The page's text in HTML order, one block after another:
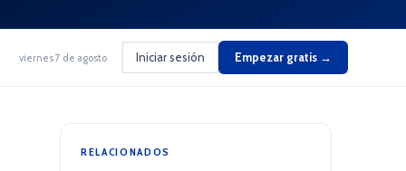
viernes 7 de agosto Iniciar sesión Empezar gratis →
RELACIONADOS